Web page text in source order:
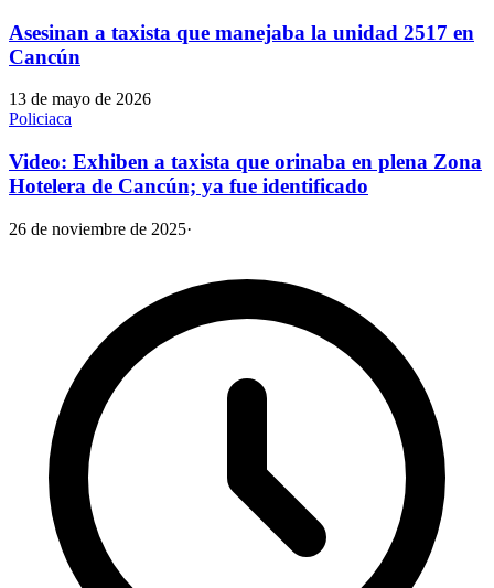
Asesinan a taxista que manejaba la unidad 2517 en
Cancún
13 de mayo de 2026
Policiaca
Video: Exhiben a taxista que orinaba en plena Zona
Hotelera de Cancún; ya fue identificado
26 de noviembre de 2025·